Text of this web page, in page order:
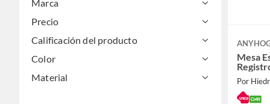
Marca
Precio
Calificación del producto
Color
Material
Mesa
Por